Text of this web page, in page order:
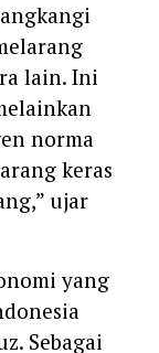
lain. Ini
norma
keras
ujar
yang
Sebagai